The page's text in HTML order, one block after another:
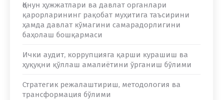
Қонун ҳужжатлари ва давлат органлари
қарорларининг рақобат муҳитига таъсирини
ҳамда давлат кўмагини самарадорлигини
баҳолаш бошқармаси
Ички аудит, коррупцияга қарши курашиш ва
ҳуқуқни қўллаш амалиётини ўрганиш бўлими
Стратегик режалаштириш, методология ва
трансформация бўлими